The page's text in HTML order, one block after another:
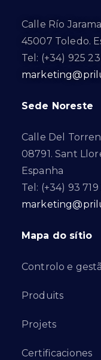
Calle Río
45007 Toledo.
Tel: (+34) 925
Sede Noreste
Calle Del
08791. Sant
Espanha
Tel: (+34) 93
Mapa do sítio
Controlo e
Produits
Projets
Certificaciones